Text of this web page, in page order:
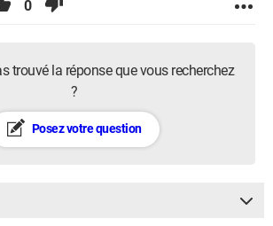
0
trouvé la réponse que vous recherchez
?
Posez votre question